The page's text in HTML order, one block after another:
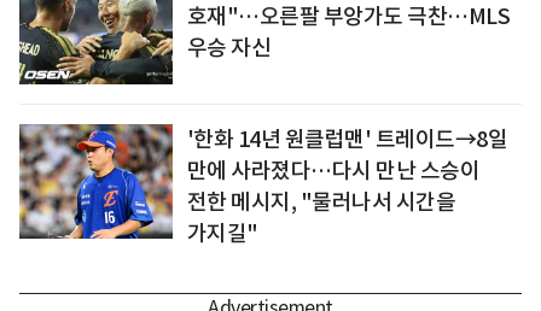
호재"…오른팔 부앙가도 극찬…MLS
우승 자신
'한화 14년 원클럽맨' 트레이드→8일
만에 사라졌다…다시 만난 스승이
전한 메시지, "물러나서 시간을
가지길"